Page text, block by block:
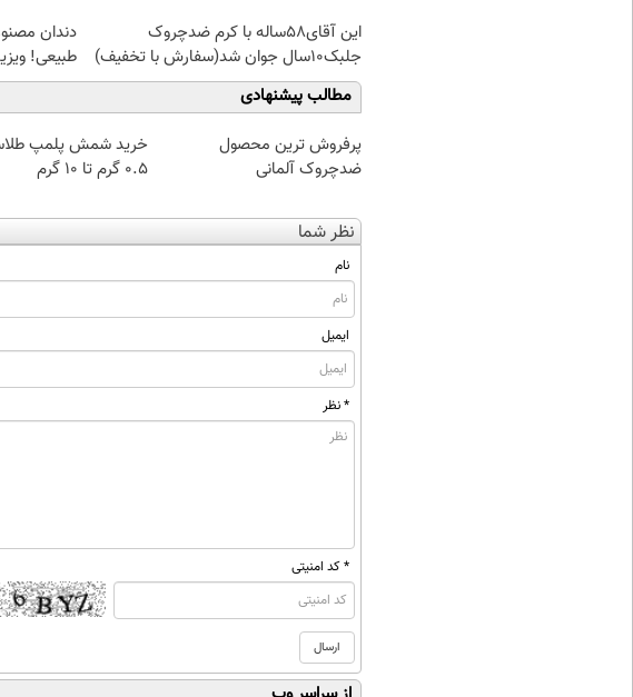
این آقای58ساله با کرم ضدچروک
جلبک10سال جوان شد(سفارش با تخفیف)
دندان
طبیعی!
مطالب پیشنهادی
پرفروش ترین محصول
ضدچروک آلمانی
خرید شمش پلمپ
۰.۵ گرم تا ۱۰ گرم
نظر شما
نام
ایمیل
* نظر
* کد امنیتی